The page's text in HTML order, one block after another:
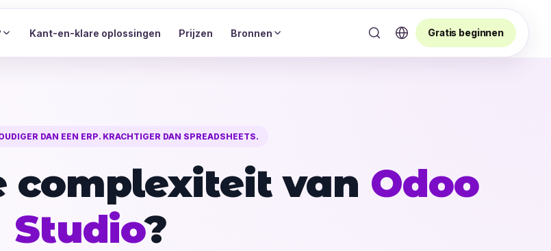
Kant-en-klare oplossingen Prijzen Bronnen Gratis beginnen
DAN EEN ERP. KRACHTIGER DAN SPREADSHEETS.
complexiteit van Odoo
Studio?